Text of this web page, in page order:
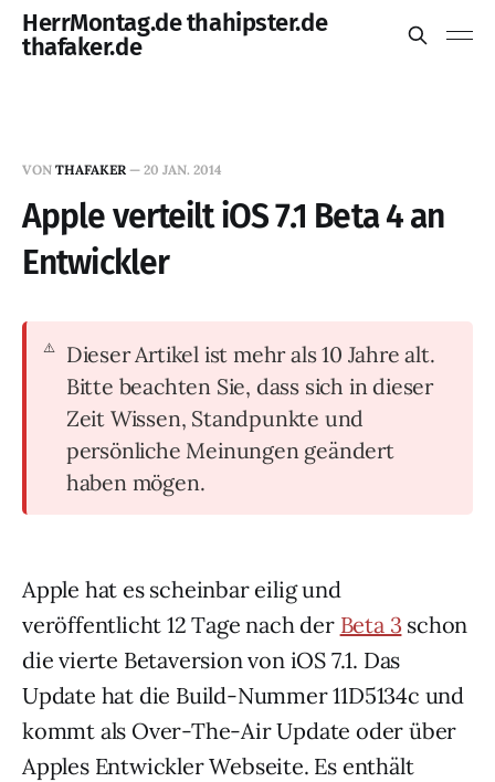
HerrMontag.de thahipster.de
thafaker.de
VON THAFAKER — 20 JAN. 2014
Apple verteilt iOS 7.1 Beta 4 an
Entwickler
Dieser Artikel ist mehr als 10 Jahre alt.
Bitte beachten Sie, dass sich in dieser
Zeit Wissen, Standpunkte und
persönliche Meinungen geändert
haben mögen.
Apple hat es scheinbar eilig und
veröffentlicht 12 Tage nach der Beta 3 schon
die vierte Betaversion von iOS 7.1. Das
Update hat die Build-Nummer 11D5134c und
kommt als Over-The-Air Update oder über
Apples Entwickler Webseite. Es enthält